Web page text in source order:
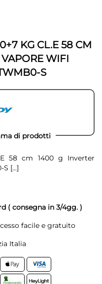
KG CL.E 58 CM
WIFI
S
di prodotti
58 cm 1400 g Inverter
S [...]
( consegna in 3/4gg. )
facile e gratuito
Italia